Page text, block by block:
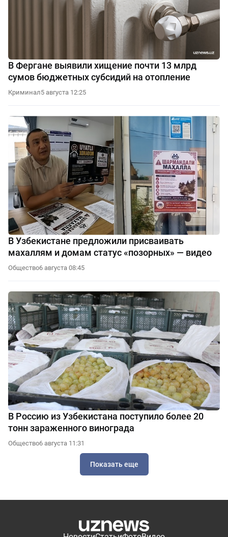
В Фергане выявили хищение почти 13 млрд
сумов бюджетных субсидий на отопление
Криминал5 августа 12:25
В Узбекистане предложили присваивать
махаллям и домам статус «позорных» — видео
Общество6 августа 08:45
В Россию из Узбекистана поступило более 20
тонн зараженного винограда
Общество6 августа 11:31
Показать еще